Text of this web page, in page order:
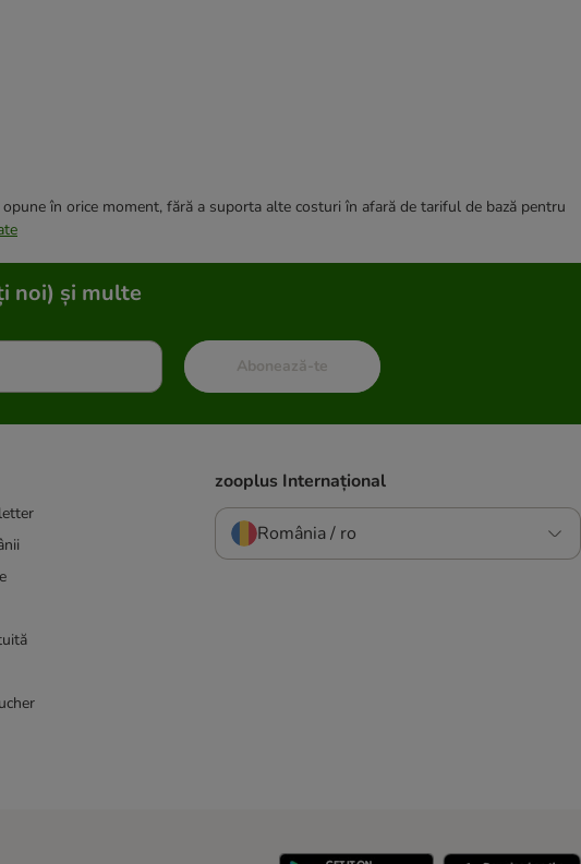
în orice moment, fără a suporta alte costuri în afară de tariful de bază pentru
noi) și multe
Abonează-te
zooplus Internațional
România / ro